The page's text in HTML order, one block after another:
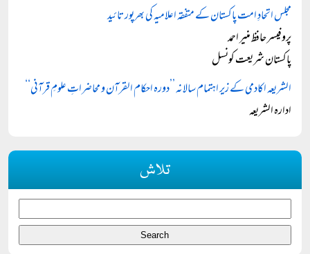
مجلس اتحادِ امت پاکستان کے متفقہ اعلامیہ کی بھرپور تائید
پروفیسر حافظ منیر احمد
پاکستان شریعت کونسل
الشریعہ اکادمی کے زیر اہتمام سالانہ ’’دورہ احکام القرآن و محاضراتِ علومِ قرآنی‘‘
ادارہ الشریعہ
تلاش